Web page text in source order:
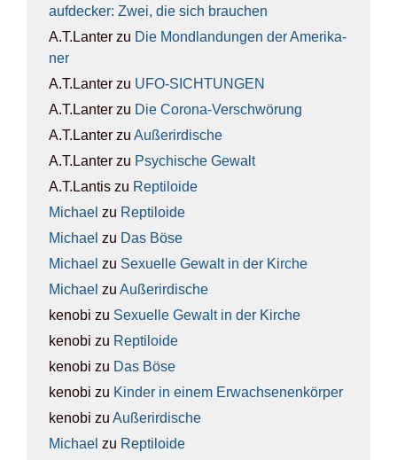
auf­de­cker: Zwei, die sich brau­chen
A.T.Lanter zu Die Mond­lan­dun­gen der Ame­ri­ka­
ner
A.T.Lanter zu UFO-SICH­TUN­GEN
A.T.Lanter zu Die Coro­na-Ver­schwö­rung
A.T.Lanter zu Außer­ir­di­sche
A.T.Lanter zu Psy­chi­sche Gewalt
A.T.Lantis zu Rep­ti­lo­ide
Michael zu Rep­ti­lo­ide
Michael zu Das Böse
Michael zu Sexu­el­le Gewalt in der Kir­che
Michael zu Außer­ir­di­sche
kenobi zu Sexu­el­le Gewalt in der Kir­che
kenobi zu Rep­ti­lo­ide
kenobi zu Das Böse
kenobi zu Kin­der in einem Erwach­se­nen­kör­per
kenobi zu Außer­ir­di­sche
Michael zu Rep­ti­lo­ide